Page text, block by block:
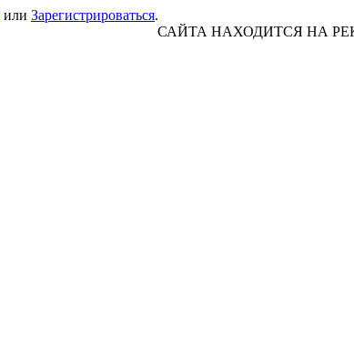
или Зарегистрироваться.
САЙТА НАХОДИТСЯ НА